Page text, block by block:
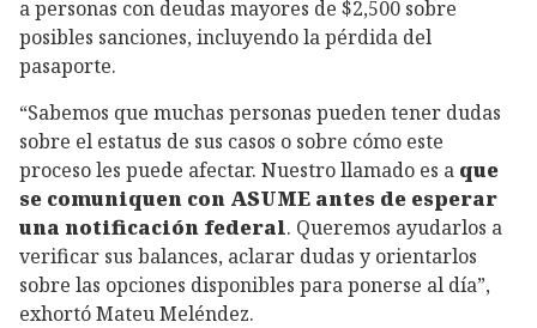
a personas con deudas mayores de $2,500 sobre
posibles sanciones, incluyendo la pérdida del
pasaporte.
“Sabemos que muchas personas pueden tener dudas
sobre el estatus de sus casos o sobre cómo este
proceso les puede afectar. Nuestro llamado es a que
se comuniquen con ASUME antes de esperar
una notificación federal. Queremos ayudarlos a
verificar sus balances, aclarar dudas y orientarlos
sobre las opciones disponibles para ponerse al día”,
exhortó Mateu Meléndez.